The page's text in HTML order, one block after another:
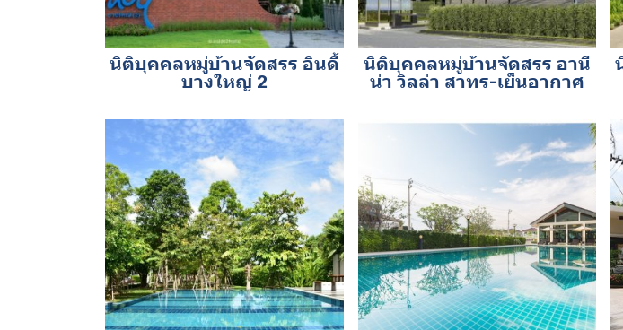
นิติบุคคลหมู่บ้านจัดสรร อินดี้
บางใหญ่ 2
นิติบุคคลหมู่บ้านจัดสรร อานี
น่า วิลล่า สาทร-เย็นอากาศ